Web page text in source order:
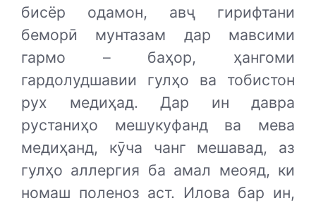
бисёр одамон, авҷ гирифтани
беморӣ мунтазам дар мавсими
гармо – баҳор, ҳангоми
гардолудшавии гулҳо ва тобистон
рух медиҳад. Дар ин давра
рустаниҳо мешукуфанд ва мева
медиҳанд, кӯча чанг мешавад, аз
гулҳо аллергия ба амал меояд, ки
номаш поленоз аст. Илова бар ин,